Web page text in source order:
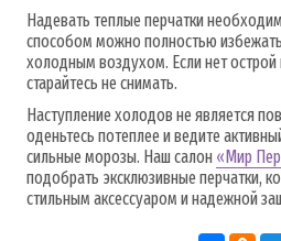
Надевать теплые перчатки
способом можно полностью избежать
холодным воздухом. Если нет
старайтесь не снимать.
Наступление холодов не является
оденьтесь потеплее и ведите
сильные морозы. Наш салон «Мир
подобрать эксклюзивные перчатки,
стильным аксессуаром и надежной